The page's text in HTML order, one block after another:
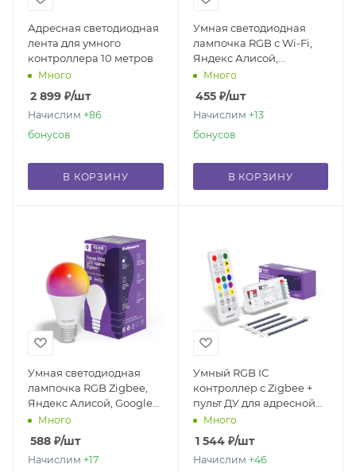
Адресная светодиодная
лента для умного
контроллера 10 метров
Много
2 899 ₽/шт
Начислим +86
бонусов
В КОРЗИНУ
Умная светодиодная
лампочка RGB с Wi-Fi,
Яндекс Алисой,
Марусей, Google Home,
Smart bulb E14 5W
Много
455₽/шт
Начислим +13
бонусов
В КОРЗИНУ
Умная светодиодная
лампочка RGB Zigbee,
Яндекс Алисой, Google
Home, Марусей, Smart
Bulb E27 10W
Много
588 ₽/шт
Начислим +17
Умный RGB IC
контроллер с Zigbee +
пульт ДУ для адресной
ленты с Яндекс Алисой
Много
1 544₽/шт
Начислим +46